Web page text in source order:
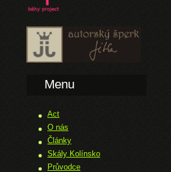
Menu
Act
O nás
Články
Skály Kolínsko
Průvodce